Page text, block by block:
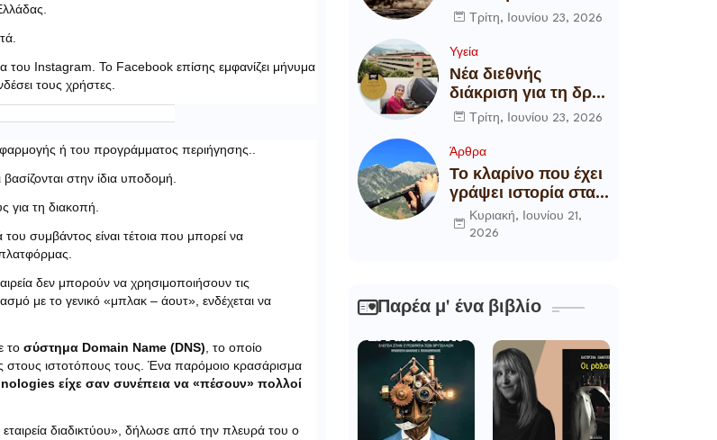
του Instagram. Το Facebook επίσης εμφανίζει μήνυμα
τους χρήστες.
ή του προγράμματος περιήγησης..
στην ίδια υποδομή.
για τη διακοπή.
του συμβάντος είναι τέτοια που μπορεί να
δεν μπορούν να χρησιμοποιήσουν τις
με το γενικό «μπλακ – άουτ», ενδέχεται να
το σύστημα Domain Name (DNS), το οποίο
στους ιστοτόπους τους. Ένα παρόμοιο κρασάρισμα
είχε σαν συνέπεια να «πέσουν» πολλοί
διαδικτύου», δήλωσε από την πλευρά του ο
αποξήλωση των
υποδομών της
χώρας
Τρίτη, Ιουνίου 23, 2026
Υγεία
Νέα διεθνής
διάκριση για τη δρ
Θάλεια
Διευθύντρια
Xειρουργό του
Metropolitan
General
Τρίτη, Ιουνίου 23, 2026
Άρθρα
Το κλαρίνο που έχει
γράψει ιστορία στα
χωριά της Ρούμελης
Κυριακή, Ιουνίου 21,
2026
Παρέα μ' ένα βιβλίο